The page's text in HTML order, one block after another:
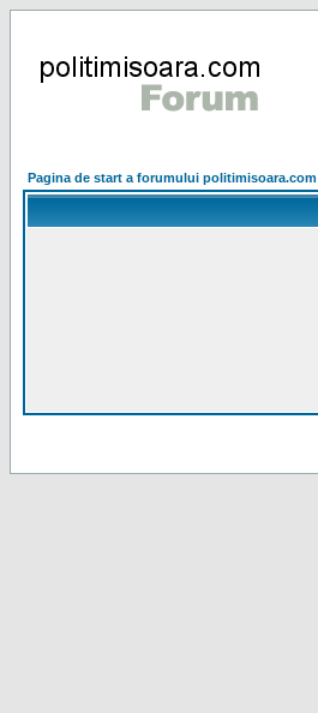
Pagina de start a forumului politimisoara.com